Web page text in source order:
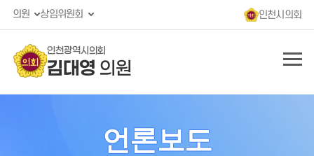
의원 상임위원회 인천시의회
인천광역시의회
김대영 의원
언론보도